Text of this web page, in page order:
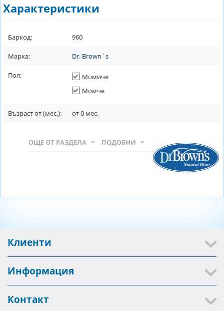
Характеристики
Баркод: 960
Марка: Dr. Brown`s
Пол:
Момиче
Момче
Възраст от (мес.): от0 мес.
ПОДОБНИ
ОЩЕ ОТ РАЗДЕЛА
Клиенти
Информация
Контакт